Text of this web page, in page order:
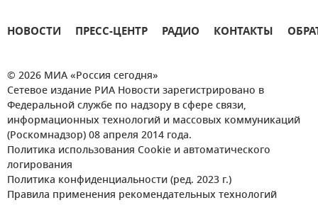
НОВОСТИ ПРЕСС-ЦЕНТР РАДИО КОНТАКТЫ
© 2026 МИА «Россия сегодня»
Сетевое издание РИА Новости зарегистрировано в
Федеральной службе по надзору в сфере связи,
информационных технологий и массовых коммуникаций
(Роскомнадзор) 08 апреля 2014 года.
Политика использования Cookie и автоматического
логирования
Политика конфиденциальности (ред. 2023 г.)
Правила применения рекомендательных технологий